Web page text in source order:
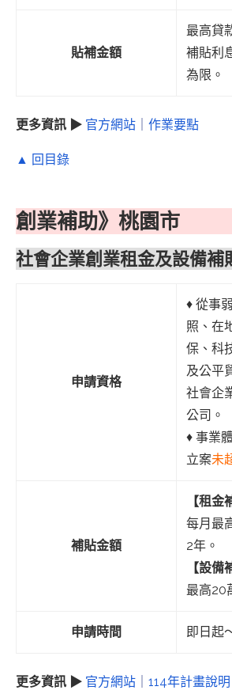
貼補金額
最高貸
補貼利
為限。
更多資訊 ▶ 官方網站 作業要點
▲ 回目錄
創業補助》桃園市
社會企業創業租金及設備補
申請資格
♦︎ 從事
照、在
保、科
及公平
社會企
公司。
♦︎ 事業
立案未
補貼金額
【租金
每月最
2年。
【設備
最高20
申請時間 即日起
更多資訊 ▶ 官方網站 114年計畫說明